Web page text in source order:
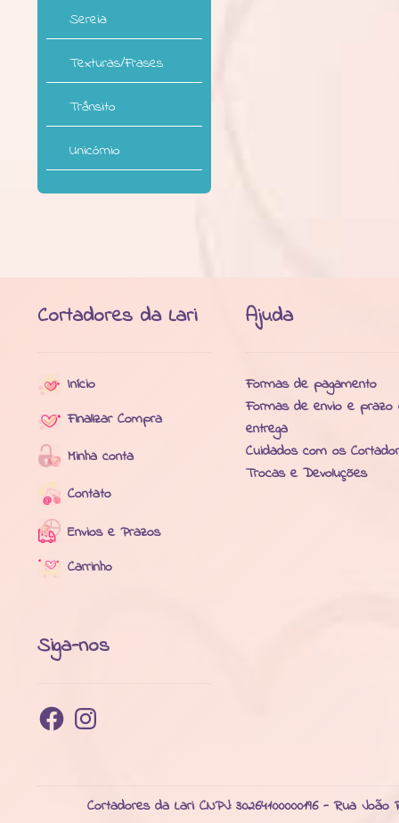
Sereia
Texturas/Frases
Trânsito
Unicórnio
Cortadores da Lari
Início
Finalizar Compra
Minha conta
Contato
Envios e Prazos
Carrinho
Siga-nos
FacebookInstagram
Ajuda
Formas de pagamento
Formas de envio e prazo
entrega
Cuidados com os
Trocas e Devoluções
Cortadores da Lari CNPJ: 30264100000196 - Rua